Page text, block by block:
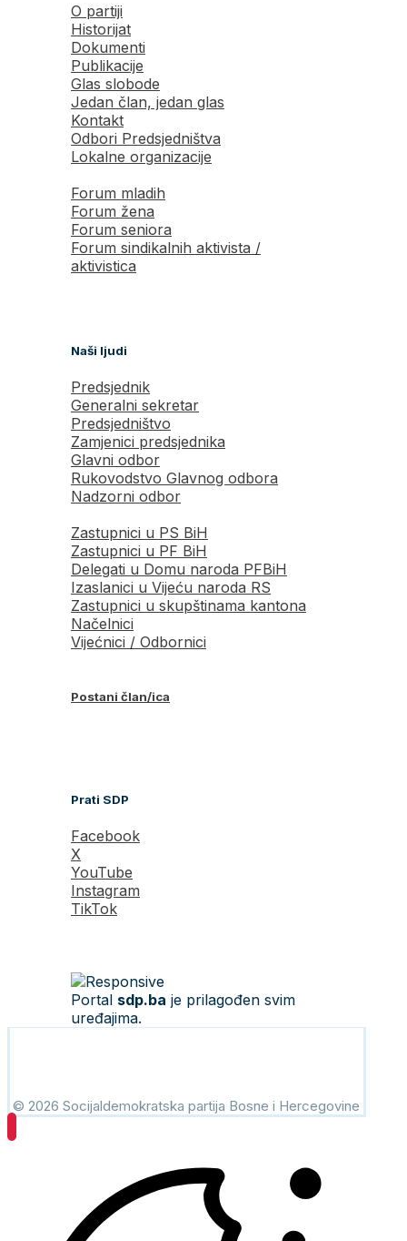
O partiji
Historijat
Dokumenti
Publikacije
Glas slobode
Jedan član, jedan glas
Kontakt
Odbori Predsjedništva
Lokalne organizacije
Forum mladih
Forum žena
Forum seniora
Forum sindikalnih aktivista /
aktivistica
Naši ljudi
Predsjednik
Generalni sekretar
Predsjedništvo
Zamjenici predsjednika
Glavni odbor
Rukovodstvo Glavnog odbora
Nadzorni odbor
Zastupnici u PS BiH
Zastupnici u PF BiH
Delegati u Domu naroda PFBiH
Izaslanici u Vijeću naroda RS
Zastupnici u skupštinama kantona
Načelnici
Vijećnici / Odbornici
Postani član/ica
Prati SDP
Facebook
X
YouTube
Instagram
TikTok
Portal sdp.ba je prilagođen svim
uređajima.
© 2026 Socijaldemokratska partija Bosne i Hercegovine